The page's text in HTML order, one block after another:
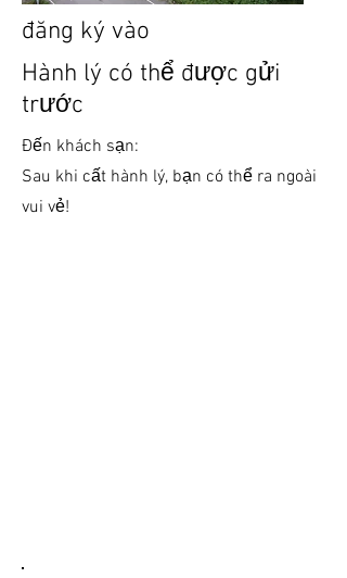
đăng ký vào
​Hành lý có thể được gửi
trước
Đến khách sạn:
Sau khi cất hành lý, bạn có thể ra ngoài
vui vẻ!